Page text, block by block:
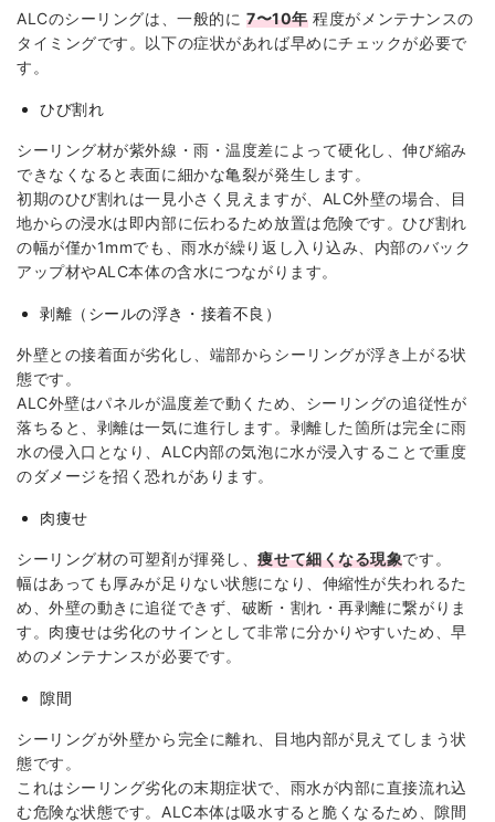
ALCのシーリングは、一般的に 7〜10年程度がメンテナンスの
タイミングです。以下の症状があれば早めにチェックが必要で
す。
ひび割れ
シーリング材が紫外線・雨・温度差によって硬化し、伸び縮み
できなくなると表面に細かな亀裂が発生します。
初期のひび割れは一見小さく見えますが、ALC外壁の場合、目
地からの浸水は即内部に伝わるため放置は危険です。ひび割れ
の幅が僅か1mmでも、雨水が繰り返し入り込み、内部のバック
アップ材やALC本体の含水につながります。
剥離（シールの浮き・接着不良）
外壁との接着面が劣化し、端部からシーリングが浮き上がる状
態です。
ALC外壁はパネルが温度差で動くため、シーリングの追従性が
落ちると、剥離は一気に進行します。剥離した箇所は完全に雨
水の侵入口となり、ALC内部の気泡に水が浸入することで重度
のダメージを招く恐れがあります。
肉痩せ
シーリング材の可塑剤が揮発し、痩せて細くなる現象です。
幅はあっても厚みが足りない状態になり、伸縮性が失われるた
め、外壁の動きに追従できず、破断・割れ・再剥離に繋がりま
す。肉痩せは劣化のサインとして非常に分かりやすいため、早
めのメンテナンスが必要です。
隙間
シーリングが外壁から完全に離れ、目地内部が見えてしまう状
態です。
これはシーリング劣化の末期症状で、雨水が内部に直接流れ込
む危険な状態です。ALC本体は吸水すると脆くなるため、隙間